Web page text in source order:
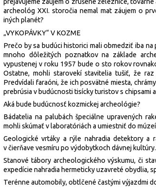
prejavujeme záujem o zrušené železnice,
archeológ XXI. storočia nemal mat záujem o
iných planét?
„VYKOPÁVKY“ V KOZME
Prečo by sa budúci historici mali obmedziť iba
mnoho dôležitých poznatkov na základe
vypustenej v roku 1957 bude o sto rokov
Ostatne, mohli starovekí stavitelia tušiť, že
Predvídali faraóni, že ich posvätné miesta,
prebrúsia v budúcnosti tisícky turistov s chipsami
Aká bude budúcnosť kozmickej archeológie?
Bádatelia na palubách špeciálne upravených
mohli skúmať v laboratóriách a umiestniť do
Geologické vrtáky a rýle nahradia detektory a
v čierňave vesmíru po výdobytkoch dávnej kultúry.
Stanové tábory archeologického výskumu, či
expedície nahradia hermeticky uzavreté obydlia,
Terénne automobily, obtlčené častými výjazdmi